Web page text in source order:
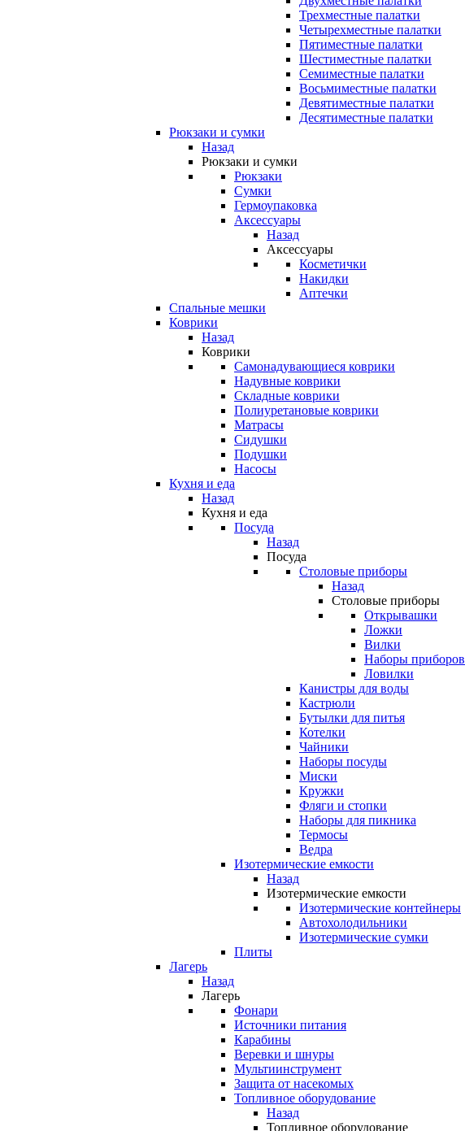
Трехместные палатки
Четырехместные палатки
Пятиместные палатки
Шестиместные палатки
Семиместные палатки
Восьмиместные палатки
Девятиместные палатки
Десятиместные палатки
Рюкзаки и сумки
Назад
Рюкзаки и сумки
Рюкзаки
Сумки
Гермоупаковка
Аксессуары
Назад
Аксессуары
Косметички
Накидки
Аптечки
Спальные мешки
Коврики
Назад
Коврики
Самонадувающиеся коврики
Надувные коврики
Складные коврики
Полиуретановые коврики
Матрасы
Сидушки
Подушки
Насосы
Кухня и еда
Назад
Кухня и еда
Посуда
Назад
Посуда
Столовые приборы
Назад
Столовые приборы
Открывашки
Ложки
Вилки
Наборы приборов
Ловилки
Канистры для воды
Кастрюли
Бутылки для питья
Котелки
Чайники
Наборы посуды
Миски
Кружки
Фляги и стопки
Наборы для пикника
Термосы
Ведра
Изотермические емкости
Назад
Изотермические емкости
Изотермические контейнеры
Автохолодильники
Изотермические сумки
Плиты
Лагерь
Назад
Лагерь
Фонари
Источники питания
Карабины
Веревки и шнуры
Мультиинструмент
Защита от насекомых
Топливное оборудование
Назад
Топливное оборудование